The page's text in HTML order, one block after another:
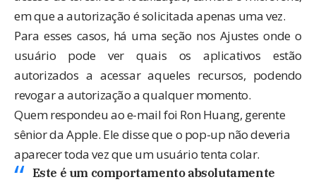
em que a autorização é solicitada apenas uma vez.
Para esses casos, há uma seção nos Ajustes onde o
usuário pode ver quais os aplicativos estão
autorizados a acessar aqueles recursos, podendo
revogar a autorização a qualquer momento.
Quem respondeu ao e-mail foi Ron Huang, gerente
sênior da Apple. Ele disse que o pop-up não deveria
aparecer toda vez que um usuário tenta colar.
Este é um comportamento absolutamente